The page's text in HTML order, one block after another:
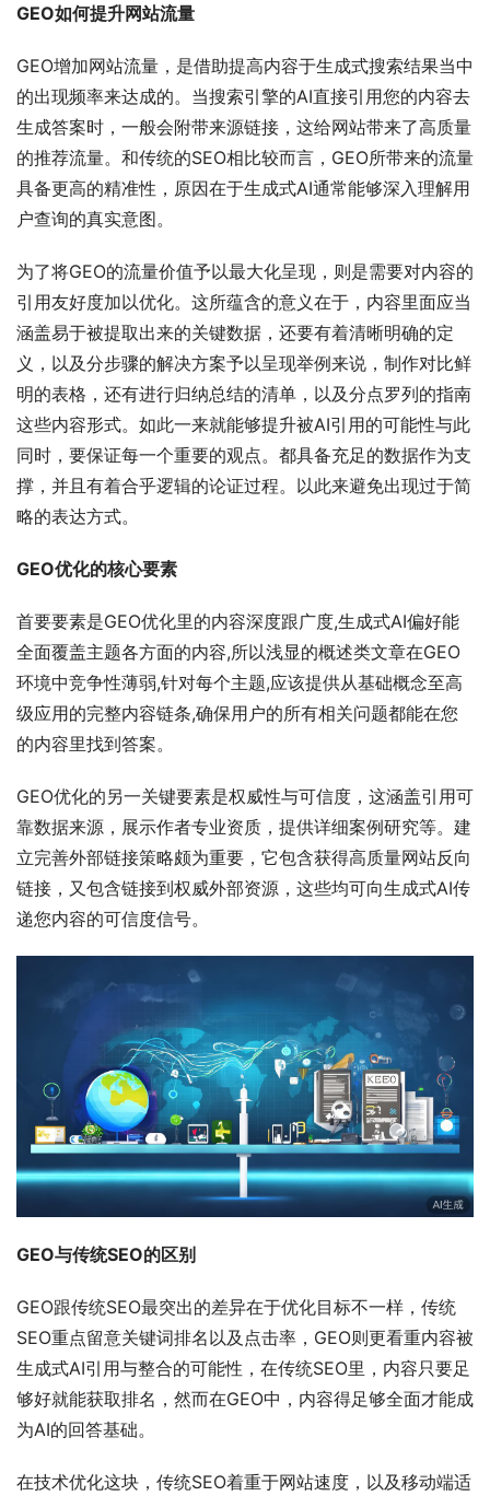
GEO如何提升网站流量
GEO增加网站流量，是借助提高内容于生成式搜索结果当中
的出现频率来达成的。当搜索引擎的AI直接引用您的内容去
生成答案时，一般会附带来源链接，这给网站带来了高质量
的推荐流量。和传统的SEO相比较而言，GEO所带来的流量
具备更高的精准性，原因在于生成式AI通常能够深入理解用
户查询的真实意图。
为了将GEO的流量价值予以最大化呈现，则是需要对内容的
引用友好度加以优化。这所蕴含的意义在于，内容里面应当
涵盖易于被提取出来的关键数据，还要有着清晰明确的定
义，以及分步骤的解决方案予以呈现举例来说，制作对比鲜
明的表格，还有进行归纳总结的清单，以及分点罗列的指南
这些内容形式。如此一来就能够提升被AI引用的可能性与此
同时，要保证每一个重要的观点。都具备充足的数据作为支
撑，并且有着合乎逻辑的论证过程。以此来避免出现过于简
略的表达方式。
GEO优化的核心要素
首要要素是GEO优化里的内容深度跟广度,生成式AI偏好能
全面覆盖主题各方面的内容,所以浅显的概述类文章在GEO
环境中竞争性薄弱,针对每个主题,应该提供从基础概念至高
级应用的完整内容链条,确保用户的所有相关问题都能在您
的内容里找到答案。
GEO优化的另一关键要素是权威性与可信度，这涵盖引用可
靠数据来源，展示作者专业资质，提供详细案例研究等。建
立完善外部链接策略颇为重要，它包含获得高质量网站反向
链接，又包含链接到权威外部资源，这些均可向生成式AI传
递您内容的可信度信号。
GEO与传统SEO的区别
GEO跟传统SEO最突出的差异在于优化目标不一样，传统
SEO重点留意关键词排名以及点击率，GEO则更看重内容被
生成式AI引用与整合的可能性，在传统SEO里，内容只要足
够好就能获取排名，然而在GEO中，内容得足够全面才能成
为AI的回答基础。
在技术优化这块，传统SEO着重于网站速度，以及移动端适